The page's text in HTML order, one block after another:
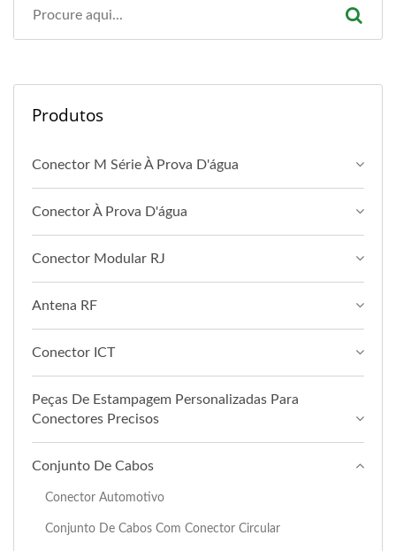
Produtos
Conector M Série À Prova D'água
Conector À Prova D'água
Conector Modular RJ
Antena RF
Conector ICT
Peças De Estampagem Personalizadas Para
Conectores Precisos
Conjunto De Cabos
Conector Automotivo
Conjunto De Cabos Com Conector Circular